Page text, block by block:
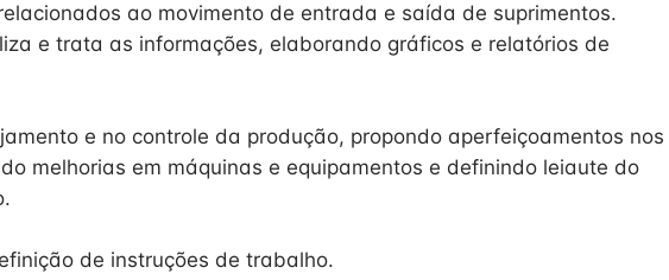
ao movimento de entrada e saída de suprimentos.
e trata as informações, elaborando gráficos e relatórios de
e no controle da produção, propondo aperfeiçoamentos nos
melhorias em máquinas e equipamentos e definindo leiaute do
de instruções de trabalho.